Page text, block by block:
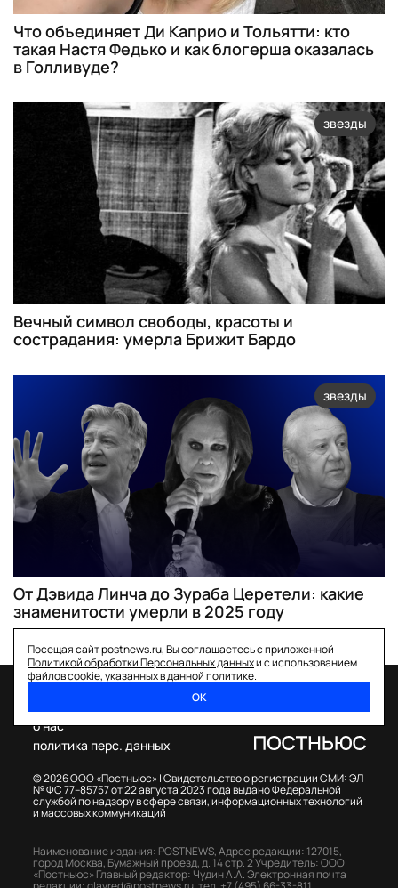
Что объединяет Ди Каприо и Тольятти: кто
такая Настя Федько и как блогерша оказалась
в Голливуде?
звезды
Вечный символ свободы, красоты и
сострадания: умерла Брижит Бардо
звезды
От Дэвида Линча до Зураба Церетели: какие
знаменитости умерли в 2025 году
Посещая сайт postnews.ru, Вы соглашаетесь с приложенной
Политикой обработки Персональных данныхи с использованием
файлов cookie, указанных в данной политике.
ОК
© 2026 ООО «Постньюс» |Свидетельство о регистрации СМИ: ЭЛ
№ ФС 77–85757 от 22 августа 2023 года выдано Федеральной
службой по надзору в сфере связи, информационных технологий
и массовых коммуникаций
о нас
политика перс. данных
Наименование издания: POSTNEWS,Адрес редакции: 127015,
город Москва, Бумажный проезд, д. 14 стр. 2Учредитель: ООО
«Постньюс» Главный редактор: Чудин А.А.Электронная почта